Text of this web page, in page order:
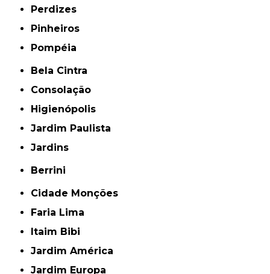
Perdizes
Pinheiros
Pompéia
Bela Cintra
Consolação
Higienópolis
Jardim Paulista
Jardins
Berrini
Cidade Monções
Faria Lima
Itaim Bibi
Jardim América
Jardim Europa